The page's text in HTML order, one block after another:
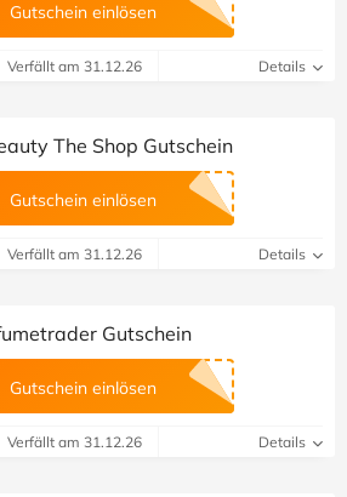
Gutschein einlösen
Verfällt am 31.12.26 Details
The Shop Gutschein
Gutschein einlösen
Verfällt am 31.12.26 Details
Gutschein
Gutschein einlösen
Verfällt am 31.12.26 Details